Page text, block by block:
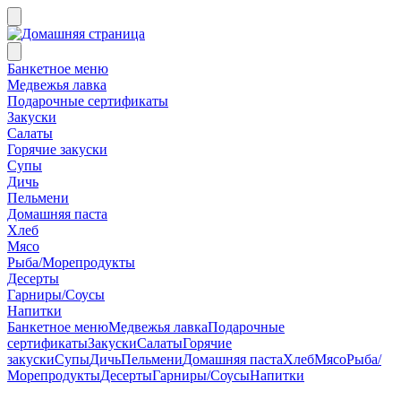
Банкетное меню
Медвежья лавка
Подарочные сертификаты
Закуски
Салаты
Горячие закуски
Супы
Дичь
Пельмени
Домашняя паста
Хлеб
Мясо
Рыба/Морепродукты
Десерты
Гарниры/Соусы
Напитки
Банкетное менюМедвежья лавкаПодарочные
сертификатыЗакускиСалатыГорячие
закускиСупыДичьПельмениДомашняя пастаХлебМясоРыба/
МорепродуктыДесертыГарниры/СоусыНапитки